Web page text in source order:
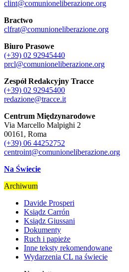
clint@comunioneliberazione.org
Bractwo
clfrat@comunioneliberazione.org
Biuro Prasowe
(+39) 02 92945440
prcl@comunioneliberazione.org
Zespół Redakcyjny Tracce
(+39) 02 92945400
redazione@tracce.it
Centrum Międzynarodowe
Via Marcello Malpighi 2
00161, Roma
(+39) 06 44252752
centroint@comunioneliberazione.org
Na Świecie
Archiwum
Davide Prosperi
Ksiądz Carrón
Ksiądz Giussani
Dokumenty
Ruch i papieże
Inne teksty rekomendowane
Wydarzenia CL na świecie